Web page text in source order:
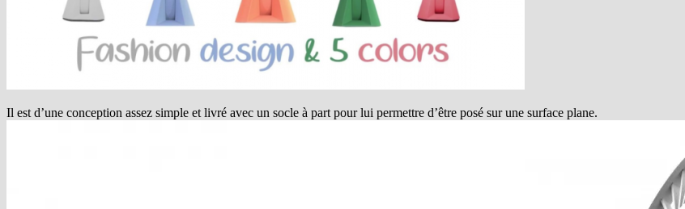
Il est d’une conception assez simple et livré avec un socle à part pour lui permettre d’être posé sur une surface plane.